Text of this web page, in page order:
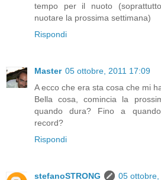
tempo per il nuoto
nuotare la prossima settimana)
Rispondi
Master 05 ottobre, 2011 17:09
A ecco che era sta cosa che mi
Bella cosa, comincia la
quando dura? Fino a
record?
Rispondi
stefanoSTRONG
05